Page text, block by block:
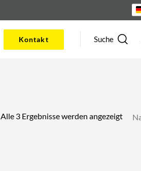
Kontakt Suche
Alle 3 Ergebnisse werden angezeigtNach